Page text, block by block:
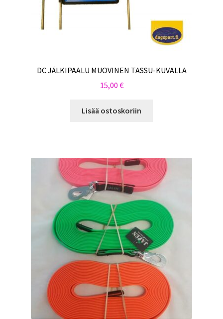
DC JÄLKIPAALU MUOVINEN TASSU-KUVALLA
15,00 €
Lisää ostoskoriin